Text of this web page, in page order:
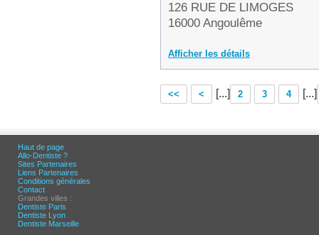
126 RUE DE LIMOGES
16000 Angoulême
Afficher les détails
<< < [...] 2 3 4 [...]
Haut de page
Allo-Dentiste ?
Sites Partenaires
Liens Partenaires
Conditions générales
Contact
Grandes villes :
Dentiste Paris
Dentiste Lyon
Dentiste Marseille